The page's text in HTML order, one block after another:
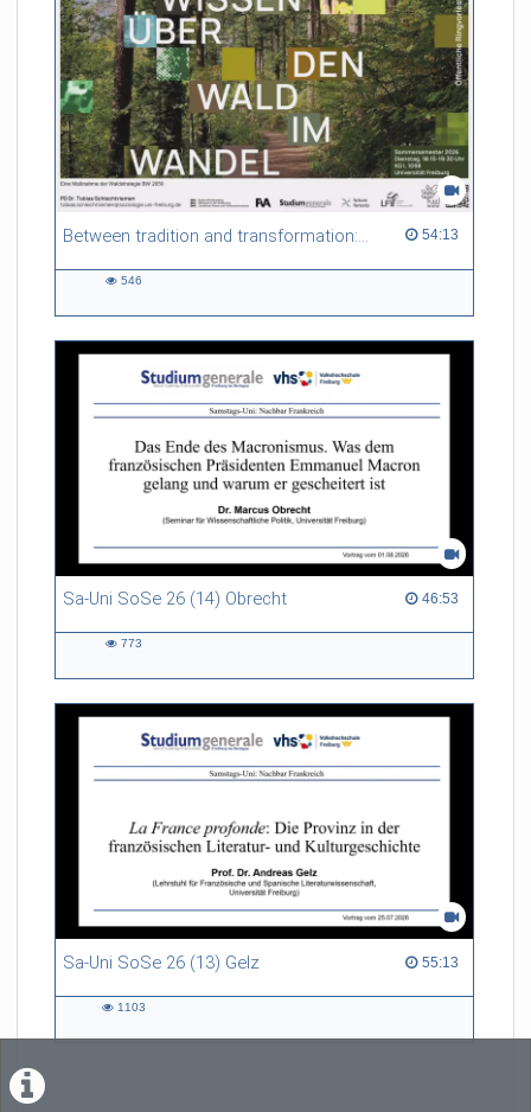
Between tradition and transformation: how owners, advisers and institutions co-create knowledge for resilient forests in Europe 54:13
54:13 duration
546
Sa-Uni SoSe 26 (14) Obrecht 46:53
46:53 duration
773
Sa-Uni SoSe 26 (13) Gelz 55:13
55:13 duration
1103